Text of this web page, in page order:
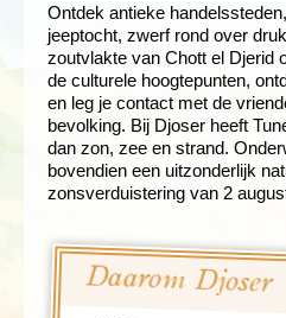
Ontdek antieke
jeeptocht, zwerf rond over
zoutvlakte van Chott el Djerid
de culturele hoogtepunten,
en leg je contact met de
bevolking. Bij Djoser heeft
dan zon, zee en strand.
bovendien een uitzonderlijk
zonsverduistering van 2
Daarom Djoser